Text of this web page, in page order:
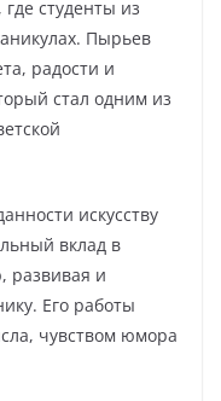
студенты из
Пырьев
радости и
стал одним из
искусству
вклад в
развивая и
Его работы
чувством юмора